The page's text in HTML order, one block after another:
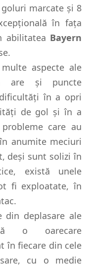
marcate și 8
în fața
abilitatea Bayern
aspecte ale
are și puncte
în a opri
de gol și în a
care au
anumite meciuri
deși sunt solizi în
există unele
fi exploatate, în
din deplasare ale
o oarecare
în fiecare din cele
cu o medie